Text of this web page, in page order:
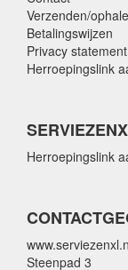
Verzenden/
Betalingswijzen
Privacy statement
Herroepingslink
Herroepingslink
Steenpad 3